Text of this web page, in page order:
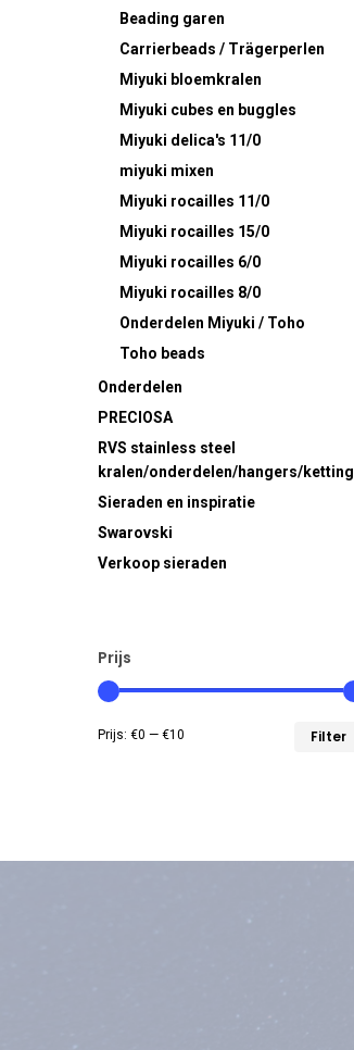
Beading garen
Carrierbeads / Trägerperlen
Miyuki bloemkralen
Miyuki cubes en buggles
Miyuki delica's 11/0
miyuki mixen
Miyuki rocailles 11/0
Miyuki rocailles 15/0
Miyuki rocailles 6/0
Miyuki rocailles 8/0
Onderdelen Miyuki / Toho
Toho beads
Onderdelen
PRECIOSA
RVS stainless steel
kralen/onderdelen/hangers/ketting
Sieraden en inspiratie
Swarovski
Verkoop sieraden
Prijs
Filter
Prijs: €0 — €10